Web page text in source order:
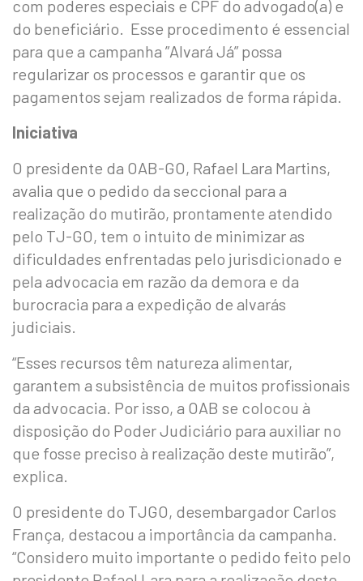
com poderes especiais e CPF do advogado(a) e
do beneficiário. Esse procedimento é essencial
para que a campanha ”Alvará Já” possa
regularizar os processos e garantir que os
pagamentos sejam realizados de forma rápida.
Iniciativa
O presidente da OAB-GO, Rafael Lara Martins,
avalia que o pedido da seccional para a
realização do mutirão, prontamente atendido
pelo TJ-GO, tem o intuito de minimizar as
dificuldades enfrentadas pelo jurisdicionado e
pela advocacia em razão da demora e da
burocracia para a expedição de alvarás
judiciais.
“Esses recursos têm natureza alimentar,
garantem a subsistência de muitos profissionais
da advocacia. Por isso, a OAB se colocou à
disposição do Poder Judiciário para auxiliar no
que fosse preciso à realização deste mutirão”,
explica.
O presidente do TJGO, desembargador Carlos
França, destacou a importância da campanha.
“Considero muito importante o pedido feito pelo